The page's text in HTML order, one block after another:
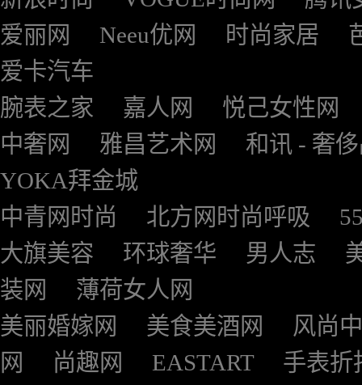
爱丽网
Neeu优网 时尚家居
爱卡汽车
腕表之家
嘉人网
悦己女性网
中奢网
雅昌艺术网
和讯 - 奢
YOKA拜金城
中青网时尚
北方网时尚呼吸
大旗美容
环球奢华 男人志
装网
薄荷女人网
美丽婚嫁网
美食美酒网
风尚
网
尚趣网 EASTART
手表折